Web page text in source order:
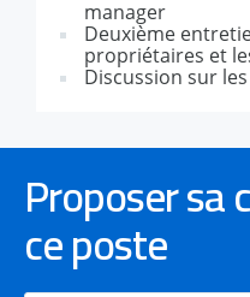
manager
Deuxième
propriétaires et
Discussion sur
Proposer
ce poste